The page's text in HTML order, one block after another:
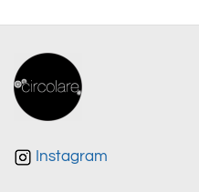
Instagram